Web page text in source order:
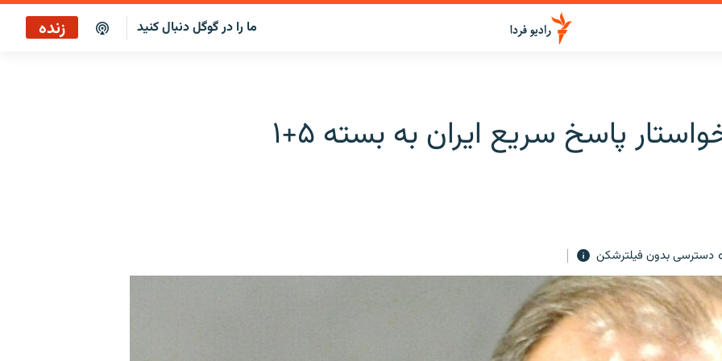
ما را در گوگل دنبال کنید زنده
روسیه خواستار پاسخ سریع ایران به بسته ۵+۱
دسترسی بدون فیلترشکن